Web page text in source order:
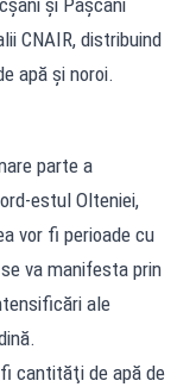
CNAIR, distribuind
apă şi noroi.
parte a
estul Olteniei,
vor fi perioade cu
va manifesta prin
ale
cantităţi de apă de